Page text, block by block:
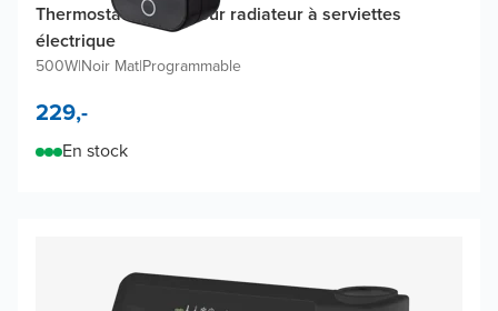
Thermostat Vipera pour radiateur à serviettes
électrique
500W|Noir Mat|Programmable
229,-
En stock